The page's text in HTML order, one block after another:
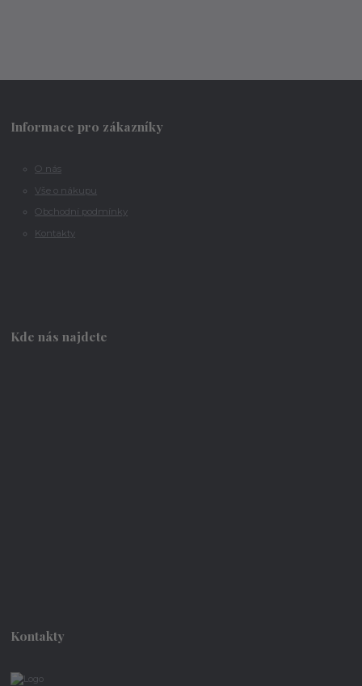
Informace pro zákazníky
O nás
Vše o nákupu
Obchodní podmínky
Kontakty
Kde nás najdete
Kontakty